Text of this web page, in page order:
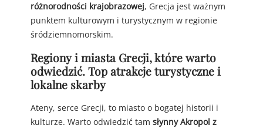
różnorodności krajobrazowej, Grecja jest ważnym
punktem kulturowym i turystycznym w regionie
śródziemnomorskim.
Regiony i miasta Grecji, które warto
odwiedzić. Top atrakcje turystyczne i
lokalne skarby
Ateny, serce Grecji, to miasto o bogatej historii i
kulturze. Warto odwiedzić tam słynny Akropol z